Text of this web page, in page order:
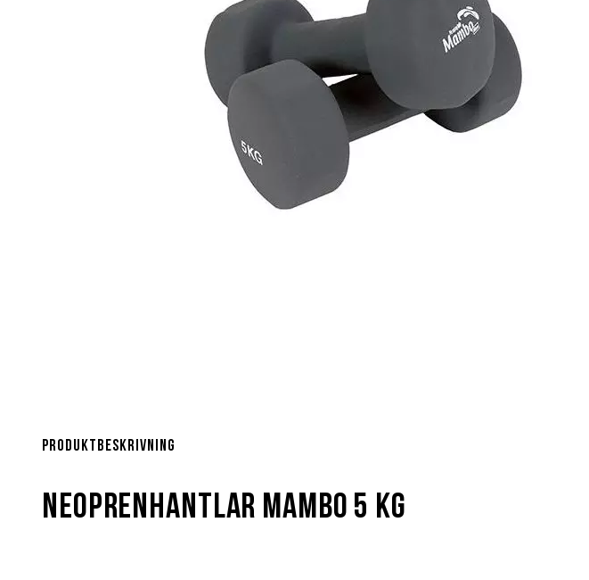
början
Produktbeskrivning
Neoprenhantlar Mambo 5 KG